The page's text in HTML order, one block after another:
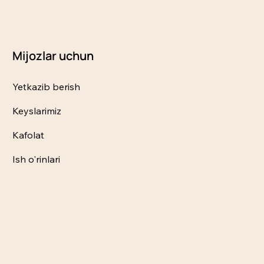
Mijozlar uchun
Yetkazib berish
Keyslarimiz
Kafolat
Ish o'rinlari